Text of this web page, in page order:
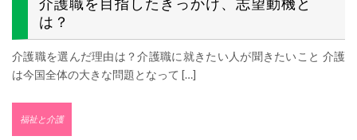
介護職を目指したきっかけ、志望動機と
は？
介護職を選んだ理由は？介護職に就きたい人が聞きたいこと 介護
は今国全体の大きな問題となって […]
福祉と介護